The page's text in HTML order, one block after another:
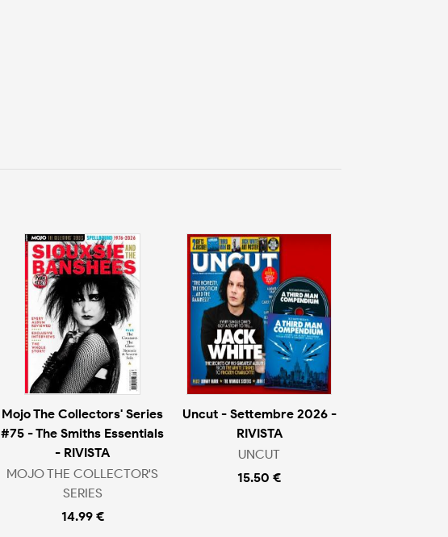
Mojo The Collectors' Series
#75 - The Smiths Essentials
- RIVISTA
MOJO THE COLLECTOR'S
SERIES
14.99 €
Uncut - Settembre 2026 -
RIVISTA
UNCUT
15.50 €